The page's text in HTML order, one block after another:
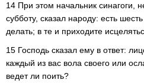
14 При этом начальник синагоги,
субботу, сказал народу: есть
делать; в те и приходите
15 Господь сказал ему в ответ:
каждый из вас вола своего или
ведет ли поить?